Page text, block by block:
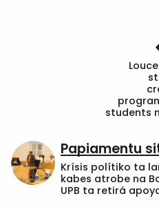
students
Papiamentu
Krísis polítiko ta
kabes atrobe na
UPB ta retirá